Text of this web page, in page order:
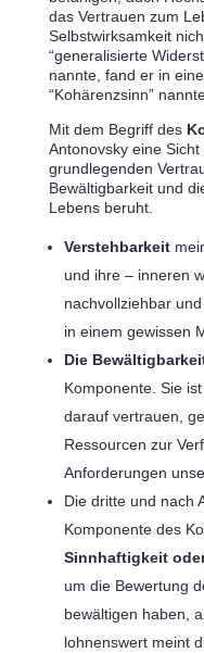
das Vertrauen zum
Selbstwirksamkeit
“generalisierte
nannte, fand er in
“Kohärenzsinn”
Mit dem Begriff des
Antonovsky eine
grundlegenden
Bewältigbarkeit und
Lebens beruht.
Verstehbarkeit
und ihre ‒ inneren
nachvollziehbar
in einem gewissen
Die
Komponente. Sie
darauf vertrauen,
Ressourcen zur
Anforderungen
Die dritte und nach
Komponente des
Sinnhaftigkeit
um die Bewertung
bewältigen haben,
lohnenswert meint